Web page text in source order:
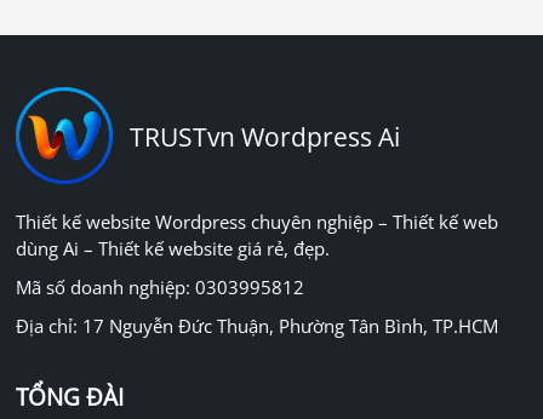
TRUSTvn Wordpress Ai
Thiết kế website Wordpress chuyên nghiệp – Thiết kế web
dùng Ai – Thiết kế website giá rẻ, đẹp.
Mã số doanh nghiệp: 0303995812
Địa chỉ: 17 Nguyễn Đức Thuận, Phường Tân Bình, TP.HCM
TỔNG ĐÀI